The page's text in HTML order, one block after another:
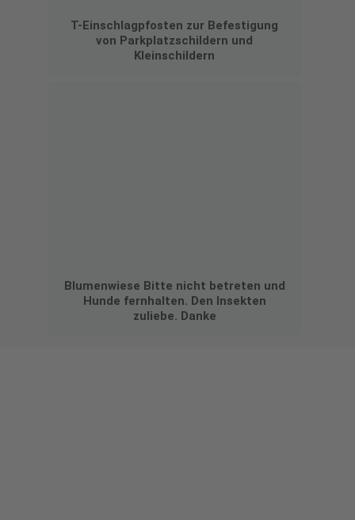
T-Einschlagpfosten zur Befestigung
von Parkplatzschildern und
Kleinschildern
Blumenwiese Bitte nicht betreten und
Hunde fernhalten. Den Insekten
zuliebe. Danke